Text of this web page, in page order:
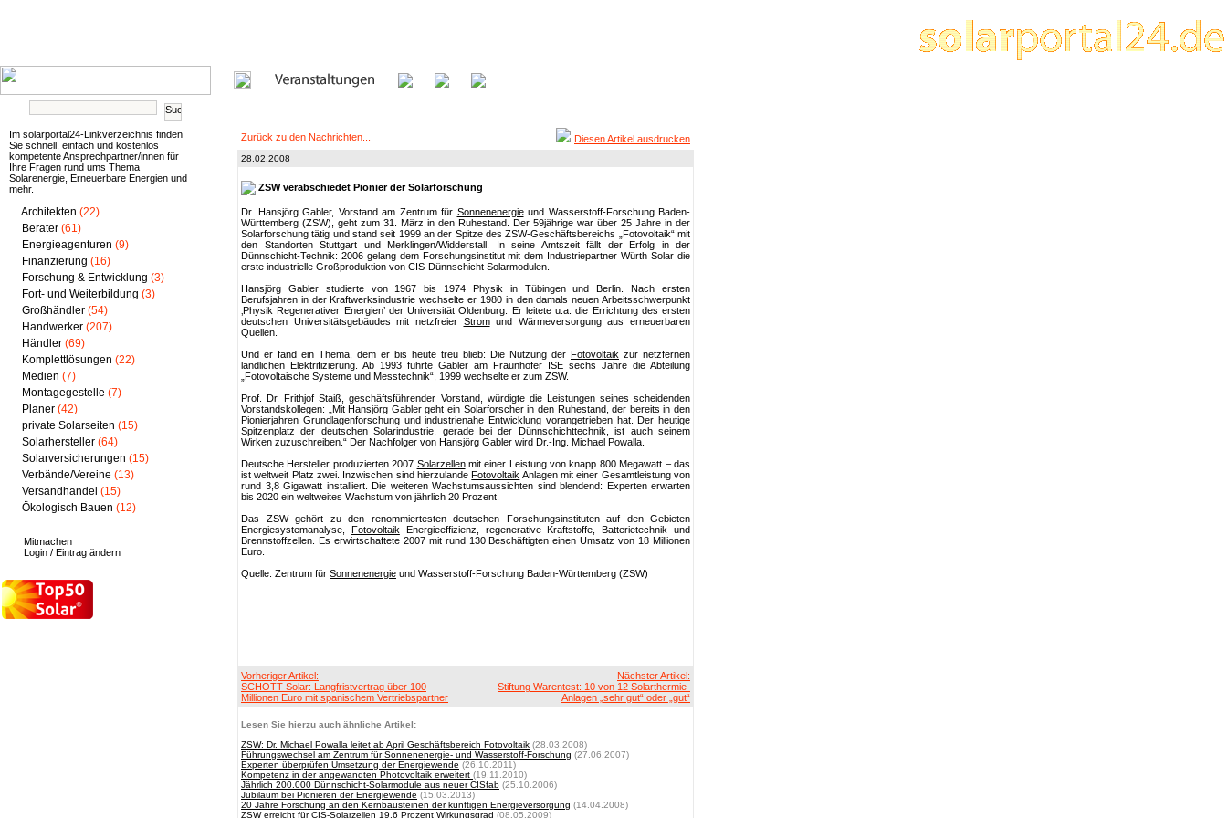
Im solarportal24-Linkverzeichnis finden
Sie schnell, einfach und kostenlos
kompetente Ansprechpartner/innen für
Ihre Fragen rund ums Thema
Solarenergie, Erneuerbare Energien und
mehr.
Architekten (22)
Berater (61)
Energieagenturen (9)
Finanzierung (16)
Forschung & Entwicklung (3)
Fort- und Weiterbildung (3)
Großhändler (54)
Handwerker (207)
Händler (69)
Komplettlösungen (22)
Medien (7)
Montagegestelle (7)
Planer (42)
private Solarseiten (15)
Solarhersteller (64)
Solarversicherungen (15)
Verbände/Vereine (13)
Versandhandel (15)
Ökologisch Bauen (12)
Mitmachen
Login / Eintrag ändern
Zurück zu den Nachrichten... Diesen Artikel ausdrucken
28.02.2008
ZSW verabschiedet Pionier der Solarforschung
Dr. Hansjörg Gabler, Vorstand am Zentrum für Sonnenenergieund Wasserstoff-Forschung Baden-
Württemberg (ZSW), geht zum 31. März in den Ruhestand. Der 59jährige war über 25 Jahre in der
Solarforschung tätig und stand seit 1999 an der Spitze des ZSW-Geschäftsbereichs „Fotovoltaik“ mit
den Standorten Stuttgart und Merklingen/Widderstall. In seine Amtszeit fällt der Erfolg in der
Dünnschicht-Technik: 2006 gelang dem Forschungsinstitut mit dem Industriepartner Würth Solar die
erste industrielle Großproduktion von CIS-Dünnschicht Solarmodulen.
Hansjörg Gabler studierte von 1967 bis 1974 Physik in Tübingen und Berlin. Nach ersten
Berufsjahren in der Kraftwerksindustrie wechselte er 1980 in den damals neuen Arbeitsschwerpunkt
‚Physik Regenerativer Energien’ der Universität Oldenburg. Er leitete u.a. die Errichtung des ersten
deutschen Universitätsgebäudes mit netzfreier Stromund Wärmeversorgung aus erneuerbaren
Quellen.
Und er fand ein Thema, dem er bis heute treu blieb: Die Nutzung der Fotovoltaik zur netzfernen
ländlichen Elektrifizierung. Ab 1993 führte Gabler am Fraunhofer ISE sechs Jahre die Abteilung
„Fotovoltaische Systeme und Messtechnik“, 1999 wechselte er zum ZSW.
Prof. Dr. Frithjof Staiß, geschäftsführender Vorstand, würdigte die Leistungen seines scheidenden
Vorstandskollegen: „Mit Hansjörg Gabler geht ein Solarforscher in den Ruhestand, der bereits in den
Pionierjahren Grundlagenforschung und industrienahe Entwicklung vorangetrieben hat. Der heutige
Spitzenplatz der deutschen Solarindustrie, gerade bei der Dünnschichttechnik, ist auch seinem
Wirken zuzuschreiben.“ Der Nachfolger von Hansjörg Gabler wird Dr.-Ing. Michael Powalla.
Deutsche Hersteller produzierten 2007 Solarzellenmit einer Leistung von knapp 800 Megawatt – das
ist weltweit Platz zwei. Inzwischen sind hierzulandeFotovoltaik Anlagen mit einer Gesamtleistung von
rund 3,8 Gigawatt installiert. Die weiteren Wachstumsaussichten sind blendend: Experten erwarten
bis 2020 ein weltweites Wachstum von jährlich 20 Prozent.
Das ZSW gehört zu den renommiertesten deutschen Forschungsinstituten auf den Gebieten
Energiesystemanalyse, Fotovoltaik Energieeffizienz, regenerative Kraftstoffe, Batterietechnik und
Brennstoffzellen. Es erwirtschaftete 2007 mit rund 130 Beschäftigten einen Umsatz von 18 Millionen
Euro.
Quelle: Zentrum für Sonnenenergie und Wasserstoff-Forschung Baden-Württemberg (ZSW)
Vorheriger Artikel:
SCHOTT Solar: Langfristvertrag über 100
Millionen Euro mit spanischem Vertriebspartner
Nächster Artikel:
Stiftung Warentest: 10 von 12 Solarthermie-
Anlagen „sehr gut“ oder „gut“
Lesen Sie hierzu auch ähnliche Artikel:
ZSW: Dr. Michael Powalla leitet ab April Geschäftsbereich Fotovoltaik (28.03.2008)
Führungswechsel am Zentrum für Sonnenenergie- und Wasserstoff-Forschung (27.06.2007)
Experten überprüfen Umsetzung der Energiewende (26.10.2011)
Kompetenz in der angewandten Photovoltaik erweitert (19.11.2010)
Jährlich 200.000 Dünnschicht-Solarmodule aus neuer CISfab (25.10.2006)
Jubiläum bei Pionieren der Energiewende (15.03.2013)
20 Jahre Forschung an den Kernbausteinen der künftigen Energieversorgung (14.04.2008)
ZSW erreicht für CIS-Solarzellen 19,6 Prozent Wirkungsgrad (08.05.2009)